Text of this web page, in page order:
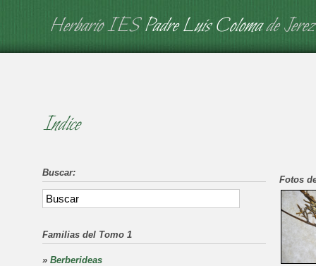
Herbario IES Padre Luis Colomade Jerez
Fotos
Indice
Buscar:
Familias del Tomo 1
» Berberideas